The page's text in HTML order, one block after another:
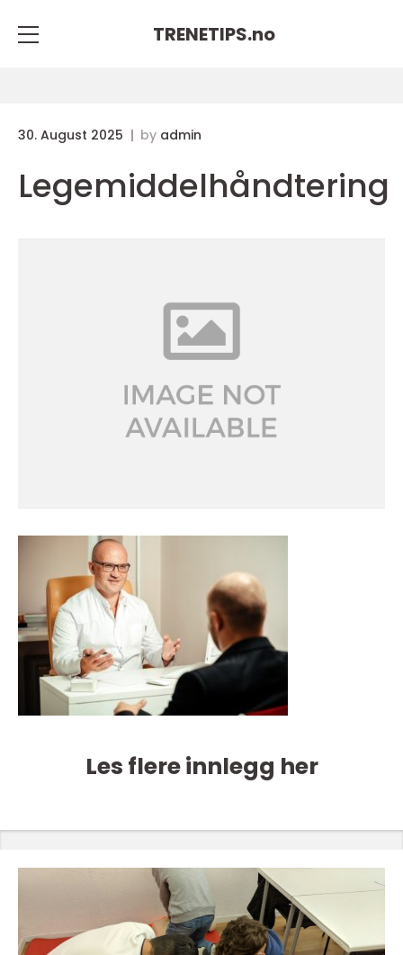
TRENETIPS.no
30. August 2025 by admin
Legemiddelhåndtering
Les flere innlegg her